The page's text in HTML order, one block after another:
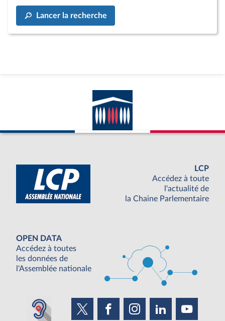
Lancer la recherche
LCP
Accédez à toute
l'actualité de
la Chaine Parlementaire
OPEN DATA
Accédez à toutes
les données de
l'Assemblée nationale